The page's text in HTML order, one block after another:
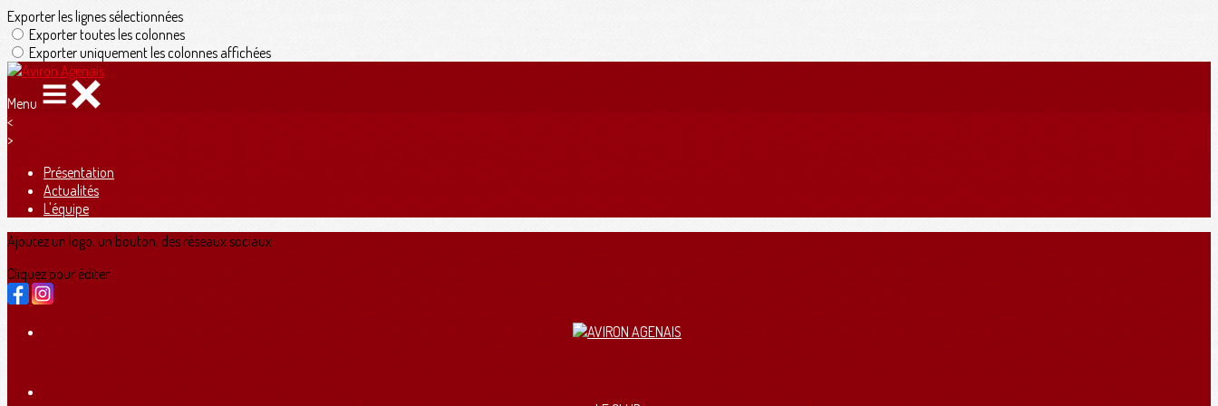
Exporter les lignes sélectionnées
Exporter toutes les colonnes
Exporter uniquement les colonnes affichées
Menu
<
>
Présentation
Actualités
L'équipe
Ajoutez un logo, un bouton, des réseaux sociaux
Cliquez pour éditer